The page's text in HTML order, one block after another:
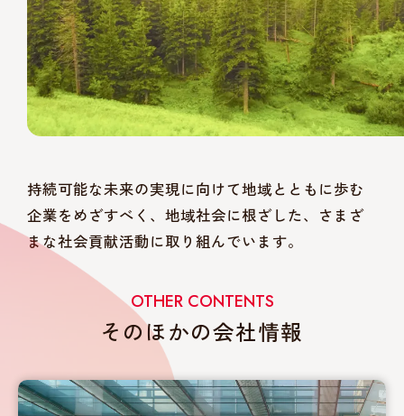
持続可能な未来の実現に向けて地域とともに歩む
企業をめざすべく、地域社会に根ざした、さまざ
まな社会貢献活動に取り組んでいます。
OTHER CONTENTS
そのほかの会社情報